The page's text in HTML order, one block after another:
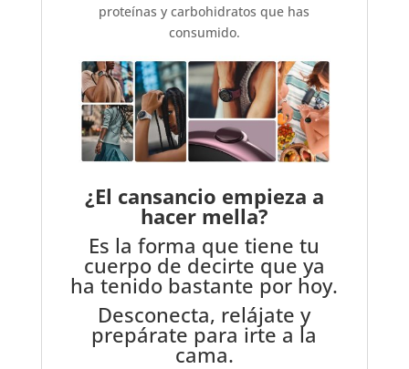
proteínas y carbohidratos que has
consumido.
¿El cansancio empieza a
hacer mella?
Es la forma que tiene tu
cuerpo de decirte que ya
ha tenido bastante por hoy.
Desconecta, relájate y
prepárate para irte a la
cama.